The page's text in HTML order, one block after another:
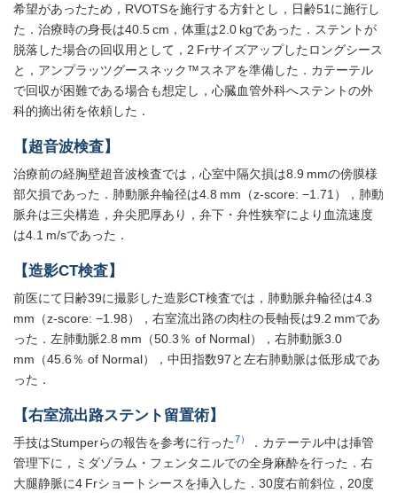
希望があったため，RVOTSを施行する方針とし，日齢51に施行し
た．治療時の身長は40.5 cm，体重は2.0 kgであった．ステントが
脱落した場合の回収用として，2 Frサイズアップしたロングシース
と，アンプラッツグースネック™スネアを準備した．カテーテル
で回収が困難である場合も想定し，心臓血管外科へステントの外
科的摘出術を依頼した．
【超音波検査】
治療前の経胸壁超音波検査では，心室中隔欠損は8.9 mmの傍膜様
部欠損であった．肺動脈弁輪径は4.8 mm（z-score: −1.71），肺動
脈弁は三尖構造，弁尖肥厚あり，弁下・弁性狭窄により血流速度
は4.1 m/sであった．
【造影CT検査】
前医にて日齢39に撮影した造影CT検査では，肺動脈弁輪径は4.3
mm（z-score: −1.98），右室流出路の肉柱の長軸長は9.2 mmであ
った．左肺動脈2.8 mm（50.3％ of Normal），右肺動脈3.0
mm（45.6％ of Normal），中田指数97と左右肺動脈は低形成であ
った．
【右室流出路ステント留置術】
手技はStumperらの報告を参考に行った7）
．カテーテル中は挿管
管理下に，ミダゾラム・フェンタニルでの全身麻酔を行った．右
大腿静脈に4 Frショートシースを挿入した．30度右前斜位，20度